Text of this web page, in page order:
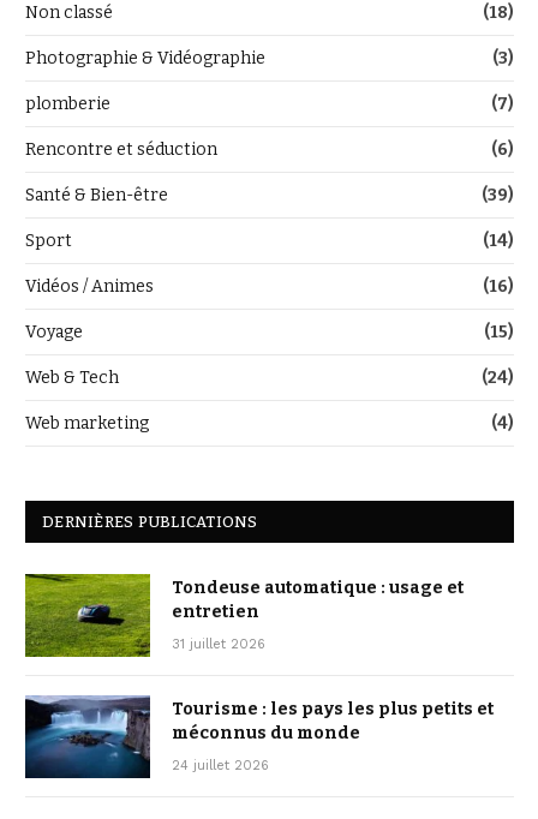
Non classé (18)
Photographie & Vidéographie (3)
plomberie (7)
Rencontre et séduction (6)
Santé & Bien-être (39)
Sport (14)
Vidéos / Animes (16)
Voyage (15)
Web & Tech (24)
Web marketing (4)
DERNIÈRES PUBLICATIONS
Tondeuse automatique : usage et
entretien
31 juillet 2026
Tourisme : les pays les plus petits et
méconnus du monde
24 juillet 2026